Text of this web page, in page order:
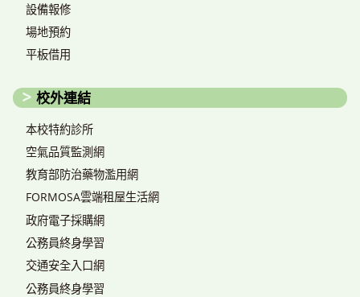
設備報修
場地預約
平板借用
校外連結
本校特約診所
空氣品質監測網
教育部防治藥物濫用網
FORMOSA雲端租屋生活網
政府電子採購網
公務員終身學習
交通安全入口網
公務員終身學習